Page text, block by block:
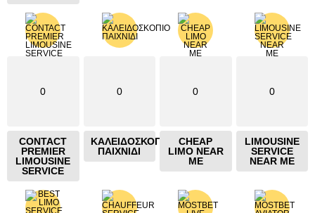
0
CONTACT
PREMIER
LIMOUSINE
SERVICE
0
ΚΑΛΕΙΔΟΣΚΟΠΙΟ
ΠΑΙΧΝΙΔΙ
0
CHEAP
LIMO NEAR
ME
0
LIMOUSINE
SERVICE
NEAR ME